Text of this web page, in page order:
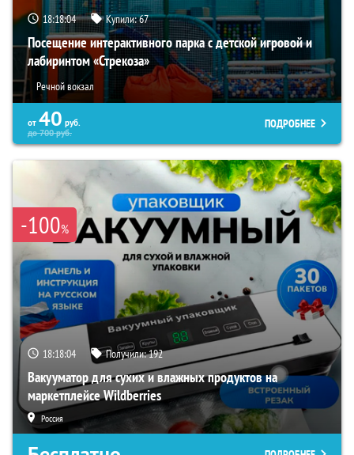
18:18:03 Купили:67
Посещение интерактивного парка с детской игровой и
лабиринтом «Стрекоза»
Речной вокзал
от 40 руб.
до700руб.
ПОДРОБНЕЕ
-100%
18:18:03 Получили:192
Вакууматор для сухих и влажных продуктов на
маркетплейсе Wildberries
Россия